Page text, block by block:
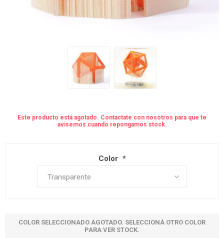
Este producto está agotado. Contactate con nosotros para que te
avisemos cuando repongamos stock.
Color *
COLOR SELECCIONADO AGOTADO. SELECCIONÁ OTRO COLOR
PARA VER STOCK.